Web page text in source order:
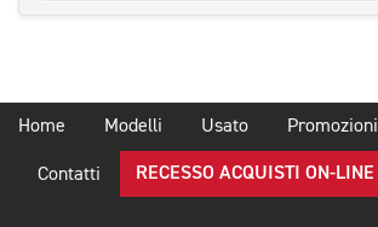
Home Modelli Usato Promozioni
Contatti RECESSO ACQUISTI ON-LINE